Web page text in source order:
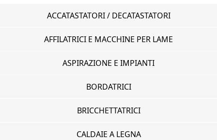
Dove SiamoACCATASTATORI / DECATASTATORI
AFFILATRICI E MACCHINE PER LAME
ASPIRAZIONE E IMPIANTI
BORDATRICI
BRICCHETTATRICI
CALDAIE A LEGNA